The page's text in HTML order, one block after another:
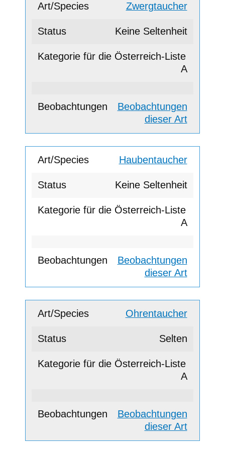
Zwergtaucher
Keine Seltenheit
A
Beobachtungen
dieser Art
Haubentaucher
Keine Seltenheit
A
Beobachtungen
dieser Art
Ohrentaucher
Selten
A
Beobachtungen
dieser Art